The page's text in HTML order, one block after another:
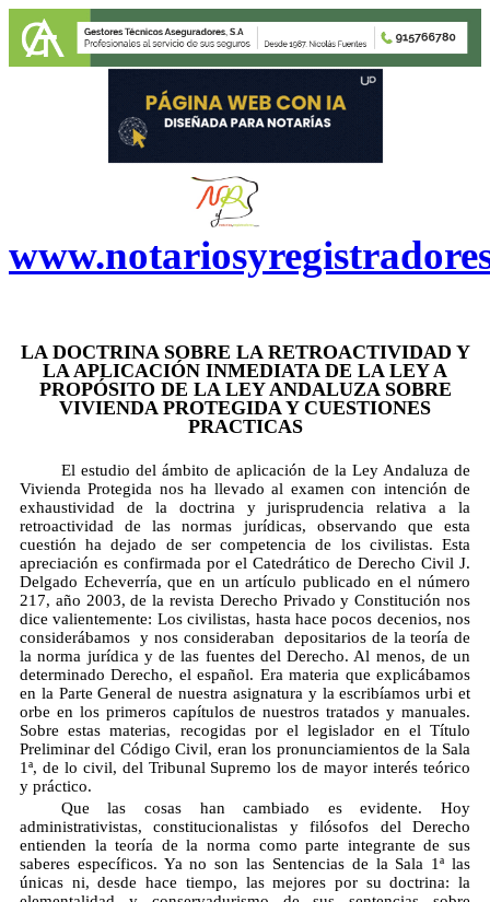
LA DOCTRINA SOBRE LA RETROACTIVIDAD Y
LA APLICACIÓN INMEDIATA DE LA LEY A
PROPÓSITO DE LA LEY ANDALUZA SOBRE
VIVIENDA PROTEGIDA Y CUESTIONES
PRACTICAS
El estudio del ámbito de aplicación de la Ley Andaluza de
Vivienda Protegida nos ha llevado al examen con intención de
exhaustividad de la doctrina y jurisprudencia relativa a la
retroactividad de las normas jurídicas, observando que esta
cuestión ha dejado de ser competencia de los civilistas. Esta
apreciación es confirmada por el Catedrático de Derecho Civil J.
Delgado Echeverría, que en un artículo publicado en el número
217, año 2003, de la revista Derecho Privado y Constitución nos
dice valientemente: Los civilistas, hasta hace pocos decenios, nos
considerábamos  y nos consideraban  depositarios de la teoría de
la norma jurídica y de las fuentes del Derecho. Al menos, de un
determinado Derecho, el español. Era materia que explicábamos
en la Parte General de nuestra asignatura y la escribíamos urbi et
orbe en los primeros capítulos de nuestros tratados y manuales.
Sobre estas materias, recogidas por el legislador en el Título
Preliminar del Código Civil, eran los pronunciamientos de la Sala
1ª, de lo civil, del Tribunal Supremo los de mayor interés teórico
y práctico.
Que las cosas han cambiado es evidente. Hoy
administrativistas, constitucionalistas y filósofos del Derecho
entienden la teoría de la norma como parte integrante de sus
saberes específicos. Ya no son las Sentencias de la Sala 1ª las
únicas ni, desde hace tiempo, las mejores por su doctrina: la